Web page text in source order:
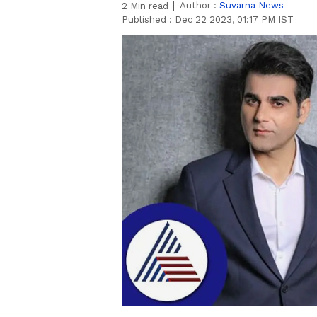
2 Min read Author : Suvarna News
Published : Dec 22 2023, 01:17 PM IST